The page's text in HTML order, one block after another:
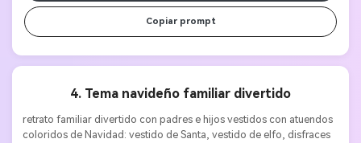
Copiar prompt
4. Tema navideño familiar divertido
retrato familiar divertido con padres e hijos vestidos con atuendos
coloridos de Navidad: vestido de Santa, vestido de elfo, disfraces